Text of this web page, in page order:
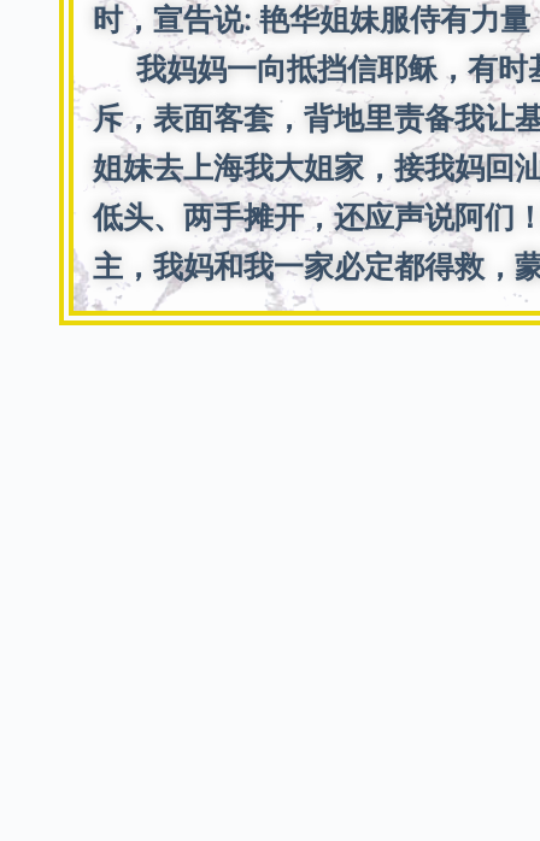
时，宣告说: 艳华姐妹服侍有力量
我妈妈一向抵挡信耶稣，有时
斥，表面客套，背地里责备我让
姐妹去上海我大姐家，接我妈回
低头、两手摊开，还应声说阿们
主，我妈和我一家必定都得救，